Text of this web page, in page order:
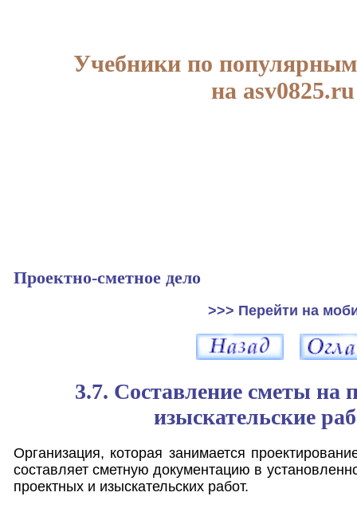
Учебники по
на asv0825.ru
Проектно-сметное дело
>>> Перейти на
3.7. Составление сметы на
изыскательские
Организация, которая занимается
составляет сметную документацию в
проектных и изыскательских работ.